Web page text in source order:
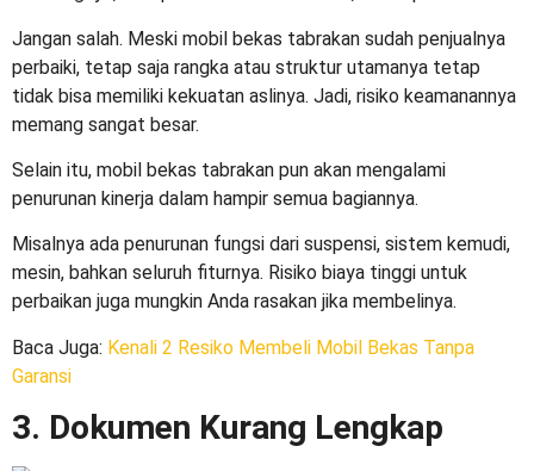
Jangan salah. Meski mobil bekas tabrakan sudah penjualnya
perbaiki, tetap saja rangka atau struktur utamanya tetap
tidak bisa memiliki kekuatan aslinya. Jadi, risiko keamanannya
memang sangat besar.
Selain itu, mobil bekas tabrakan pun akan mengalami
penurunan kinerja dalam hampir semua bagiannya.
Misalnya ada penurunan fungsi dari suspensi, sistem kemudi,
mesin, bahkan seluruh fiturnya. Risiko biaya tinggi untuk
perbaikan juga mungkin Anda rasakan jika membelinya.
Baca Juga: Kenali 2 Resiko Membeli Mobil Bekas Tanpa
Garansi
3. Dokumen Kurang Lengkap